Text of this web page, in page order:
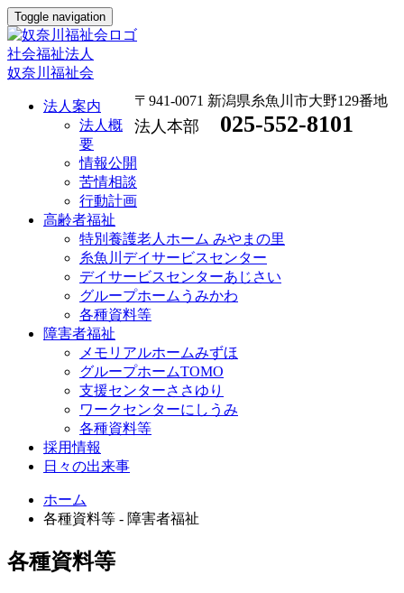
Toggle navigation
社会福祉法人
奴奈川福祉会
〒941-0071 新潟県糸魚川市大野129番地
法人本部 025-552-8101
法人案内
法人概
要
情報公開
苦情相談
行動計画
高齢者福祉
特別養護老人ホーム みやまの里
糸魚川デイサービスセンター
デイサービスセンターあじさい
グループホームうみかわ
各種資料等
障害者福祉
メモリアルホームみずほ
グループホームTOMO
支援センターささゆり
ワークセンターにしうみ
各種資料等
採用情報
日々の出来事
ホーム
各種資料等 - 障害者福祉
各種資料等